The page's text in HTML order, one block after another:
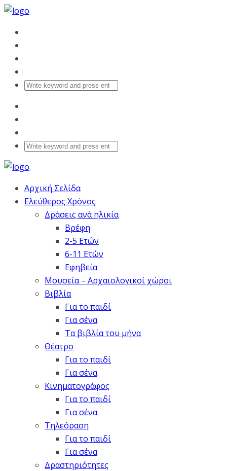
Αρχική Σελίδα
Ελεύθερος Χρόνος
Δράσεις ανά ηλικία
Βρέφη
2-5 Ετών
6-11 Ετών
Εφηβεία
Μουσεία – Αρχαιολογικοί χώροι
Βιβλία
Για το παιδί
Για σένα
Τα βιβλία του μήνα
Θέατρο
Για το παιδί
Για σένα
Κινηματογράφος
Για το παιδί
Για σένα
Τηλεόραση
Για το παιδί
Για σένα
Δραστηριότητες